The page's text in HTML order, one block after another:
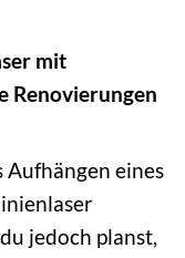
mit
Renovierungen
Aufhängen eines
jedoch planst,